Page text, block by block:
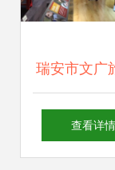
瑞安市文广
着力推进公
查看详情